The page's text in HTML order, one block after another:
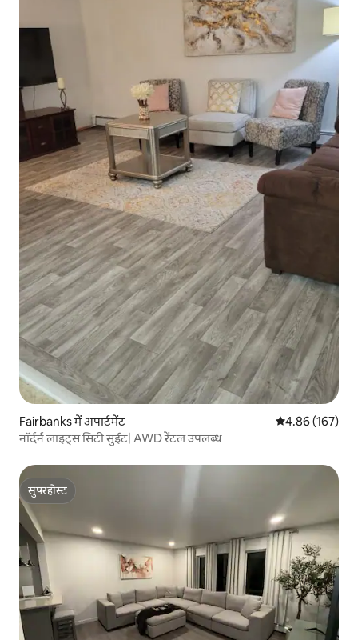
Fairbanks में अपार्टमेंट औसत रेटिंग 5 में से
4.86 (167)
नॉर्दर्न लाइट्स सिटी सुईट| AWD रेंटल उपलब्ध
सुपरहोस्ट
सुपरहोस्ट